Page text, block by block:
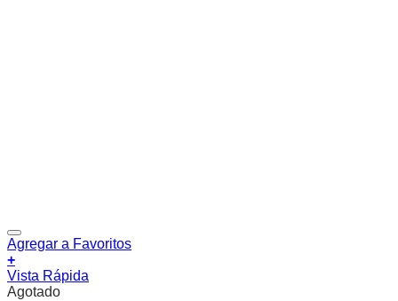
Agregar a Favoritos
+
Vista Rápida
Agotado